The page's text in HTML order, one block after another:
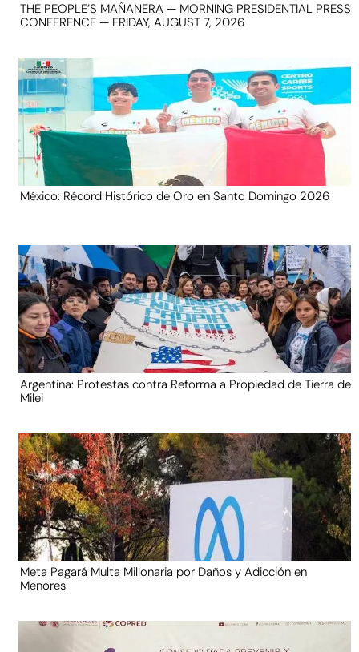
THE PEOPLE’S MAÑANERA — MORNING PRESIDENTIAL PRESS
CONFERENCE — FRIDAY, AUGUST 7, 2026
México: Récord Histórico de Oro en Santo Domingo 2026
Argentina: Protestas contra Reforma a Propiedad de Tierra de
Milei
Meta Pagará Multa Millonaria por Daños y Adicción en
Menores